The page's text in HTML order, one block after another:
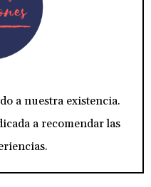
a nuestra existencia.
a recomendar las